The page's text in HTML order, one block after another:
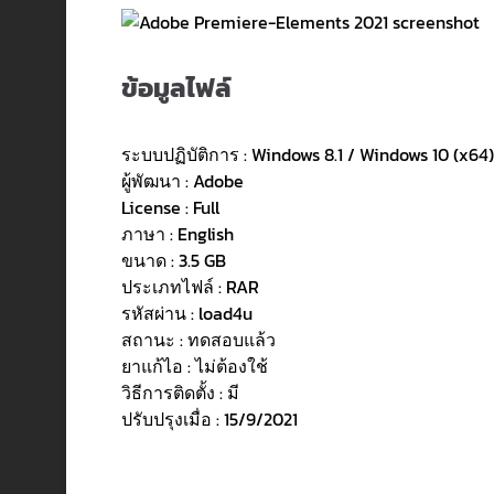
ข้อมูลไฟล์
ระบบปฏิบัติการ : Windows 8.1 / Windows 10 (x64)
ผู้พัฒนา : Adobe
License : Full
ภาษา : English
ขนาด : 3.5 GB
ประเภทไฟล์ : RAR
รหัสผ่าน : load4u
สถานะ : ทดสอบแล้ว
ยาแก้ไอ : ไม่ต้องใช้
วิธีการติดตั้ง : มี
ปรับปรุงเมื่อ : 15/9/2021